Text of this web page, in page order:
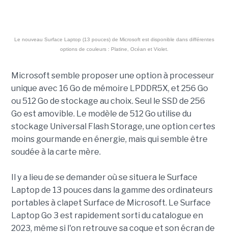
Le nouveau Surface Laptop (13 pouces) de Microsoft est disponible dans différentes
options de couleurs : Platine, Océan et Violet.
Microsoft semble proposer une option à processeur
unique avec 16 Go de mémoire LPDDR5X, et 256 Go
ou 512 Go de stockage au choix. Seul le SSD de 256
Go est amovible. Le modèle de 512 Go utilise du
stockage Universal Flash Storage, une option certes
moins gourmande en énergie, mais qui semble être
soudée à la carte mère.
Il y a lieu de se demander où se situera le Surface
Laptop de 13 pouces dans la gamme des ordinateurs
portables à clapet Surface de Microsoft. Le Surface
Laptop Go 3 est rapidement sorti du catalogue en
2023, même si l'on retrouve sa coque et son écran de